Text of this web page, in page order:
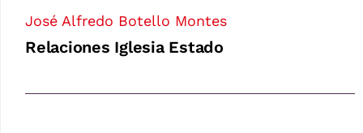
José Alfredo Botello Montes
Relaciones Iglesia Estado